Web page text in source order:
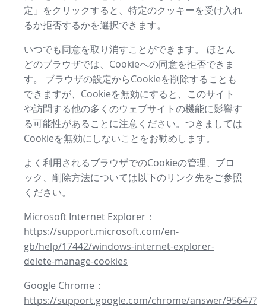
定」をクリックすると、特定のクッキーを受け入れ
るか拒否するかを選択できます。
いつでも同意を取り消すことができます。 ほとん
どのブラウザでは、Cookieへの同意を拒否できま
す。 ブラウザの設定からCookieを削除することも
できますが、Cookieを無効にすると、このサイト
や訪問する他の多くのウェブサイトの機能に影響す
る可能性があることに注意ください。つきましては
Cookieを無効にしないことをお勧めします。
よく利用されるブラウザでのCookieの管理、ブロ
ック、削除方法については以下のリンク先をご参照
ください。
Microsoft Internet Explorer：
https://support.microsoft.com/en-
gb/help/17442/windows-internet-explorer-
delete-manage-cookies
Google Chrome：
https://support.google.com/chrome/answer/95647?